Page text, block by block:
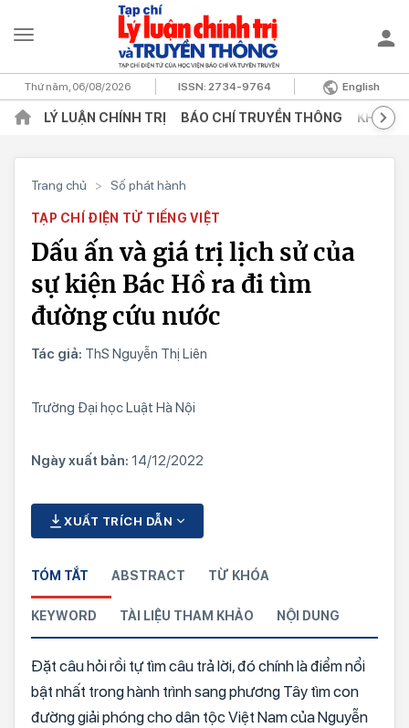
Thứ năm, 06/08/2026 ISSN:2734-9764 English
LÝ LUẬN CHÍNH TRỊ BÁO CHÍ TRUYỀN THÔNG KHOA
Trang chủ > Số phát hành
TẠP CHÍ ĐIỆN TỬ TIẾNG VIỆT
Dấu ấn và giá trị lịch sử của
sự kiện Bác Hồ ra đi tìm
đường cứu nước
Tác giả: ThS Nguyễn Thị Liên
Trường Đại học Luật Hà Nội
Ngày xuất bản: 14/12/2022
XUẤT TRÍCH DẪN
TÓM TẮT ABSTRACT TỪ KHÓA
KEYWORD TÀI LIỆU THAM KHẢO NỘI DUNG
Đặt câu hỏi rồi tự tìm câu trả lời, đó chính là điểm nổi
bật nhất trong hành trình sang phương Tây tìm con
đường giải phóng cho dân tộc Việt Nam của Nguyễn